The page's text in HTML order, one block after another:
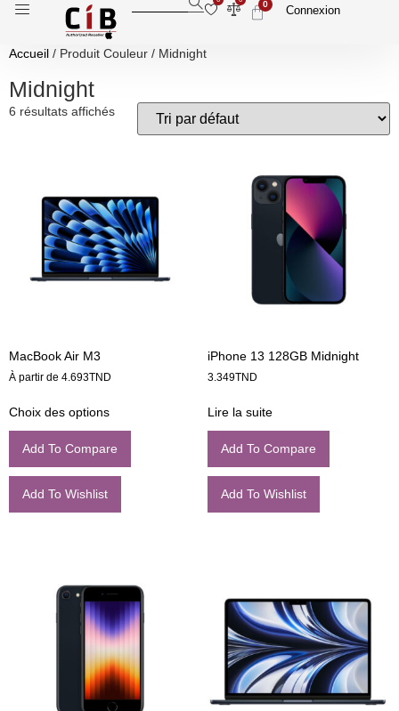
0 Connexion
Accueil / Produit Couleur / Midnight
Midnight
6 résultats affichés
MacBook Air M3
À partir de 4.693TND
Choix des options
Add To Compare
Add To Wishlist
iPhone 13 128GB Midnight
3.349TND
Lire la suite
Add To Compare
Add To Wishlist